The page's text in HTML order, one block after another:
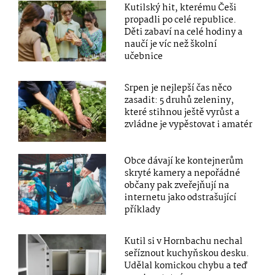
Kutilský hit, kterému Češi
propadli po celé republice.
Děti zabaví na celé hodiny a
naučí je víc než školní
učebnice
Srpen je nejlepší čas něco
zasadit: 5 druhů zeleniny,
které stihnou ještě vyrůst a
zvládne je vypěstovat i amatér
Obce dávají ke kontejnerům
skryté kamery a nepořádné
občany pak zveřejňují na
internetu jako odstrašující
příklady
Kutil si v Hornbachu nechal
seříznout kuchyňskou desku.
Udělal komickou chybu a teď